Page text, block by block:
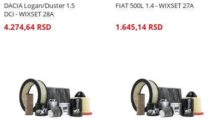
DACIA Logan/Duster 1.5
DCi - WIXSET 28A
4.274,64 RSD
FIAT 500L 1.4 - WIXSET 27A
1.645,14 RSD